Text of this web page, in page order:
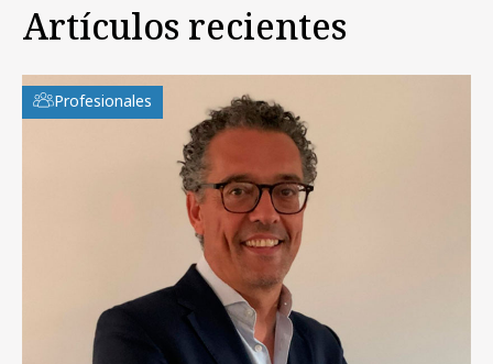
Artículos recientes
Profesionales